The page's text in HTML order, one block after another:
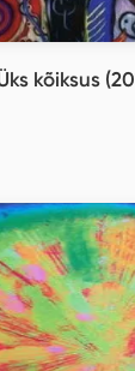
kõiksus